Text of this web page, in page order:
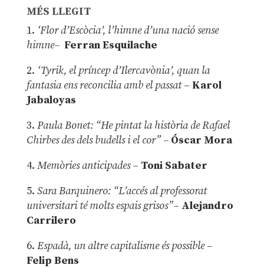
MÉS LLEGIT
1. ‘Flor d’Escòcia’, l’himne d’una nació sense
himne– Ferran Esquilache
2. ‘Tyrik, el príncep d’Ilercavònia’, quan la
fantasia ens reconcilia amb el passat– Karol
Jabaloyas
3. Paula Bonet: “He pintat la història de Rafael
Chirbes des dels budells i el cor” –Óscar Mora
4. Memòries anticipades– Toni Sabater
5. Sara Barquinero: “L’accés al professorat
universitari té molts espais grisos”– Alejandro
Carrilero
6. Espadà, un altre capitalisme és possible –
Felip Bens